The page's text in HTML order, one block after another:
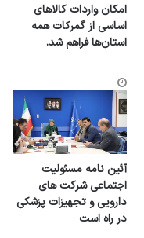
امکان واردات کالاهای
اساسی از گمرکات همه
استان‌ها فراهم شد.
آئین نامه مسئولیت
اجتماعی شرکت های
دارویی و تجهیزات پزشکی
در راه است